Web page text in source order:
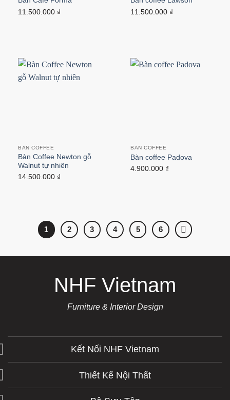
11.500.000 ₫
11.500.000 ₫
BÀN COFFEE
Bàn Coffee Newton gỗ
Walnut tự nhiên
14.500.000 ₫
BÀN COFFEE
Bàn coffee Padova
4.900.000 ₫
1 2 3 4 5 6
NHF Vietnam
Furniture & Interior Design
Kết Nối NHF Vietnam
Thiết Kế Nội Thất